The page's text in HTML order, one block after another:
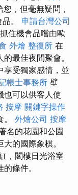
，但毫無疑問，
。 申請台灣公司
抓住機會品嚐由歐
外燴 整復所 在
最佳夜間聚會。
享受獨家感情，並
帳士事務所 壁
也可以供客人使
按摩 關鍵字操作
外燴公司 按摩
名的花園和公園
的國際象棋。
，閣樓日光浴室
條件。